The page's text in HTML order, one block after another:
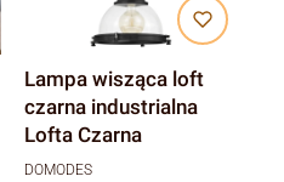
Lampa wisząca loft
czarna industrialna
Lofta Czarna
DOMODES